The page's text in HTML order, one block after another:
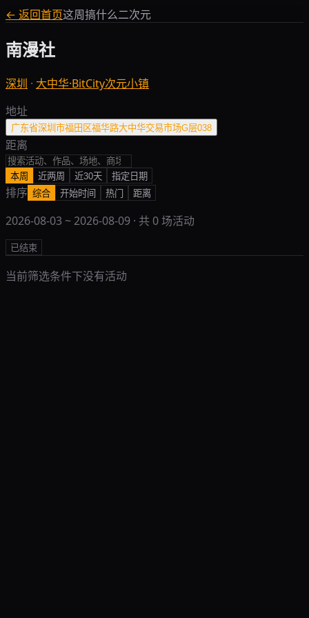
← 返回首页这周搞什么二次元
南漫社
深圳 · 大中华·BitCity次元小镇
地址
广东省深圳市福田区福华路大中华交易市场G层038
距离
本周 近两周 近30天 指定日期
排序 综合 开始时间 热门 距离
2026-08-03 ~2026-08-09 · 共 0 场活动
已结束
当前筛选条件下没有活动